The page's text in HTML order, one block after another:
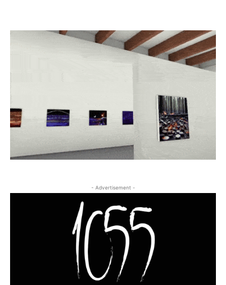
- Advertisement -